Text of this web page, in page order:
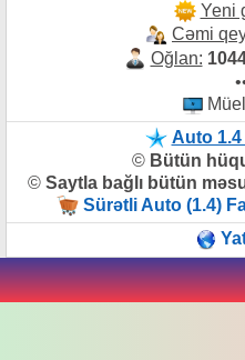
Yeni
Cəmi
Oğlan:
Auto
© Bütün
© Saytla bağlı bütün
Sürətli Auto (1.4)